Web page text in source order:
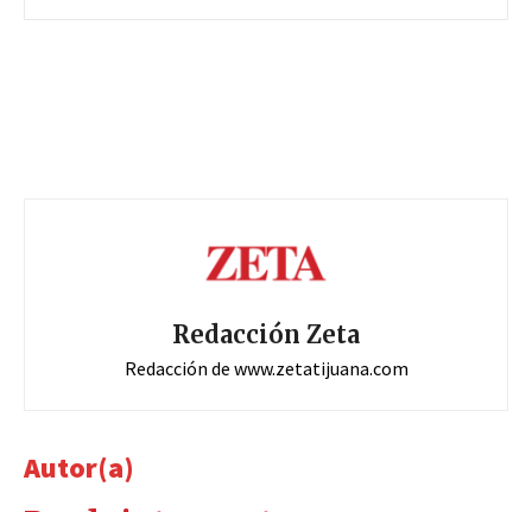
Redacción Zeta
Redacción de www.zetatijuana.com
Autor(a)